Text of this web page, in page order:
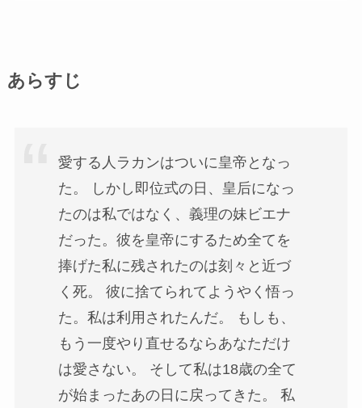
あらすじ
愛する人ラカンはついに皇帝となっ
た。 しかし即位式の日、皇后になっ
たのは私ではなく、義理の妹ビエナ
だった。彼を皇帝にするため全てを
捧げた私に残されたのは刻々と近づ
く死。 彼に捨てられてようやく悟っ
た。私は利用されたんだ。 もしも、
もう一度やり直せるならあなただけ
は愛さない。 そして私は18歳の全て
が始まったあの日に戻ってきた。 私